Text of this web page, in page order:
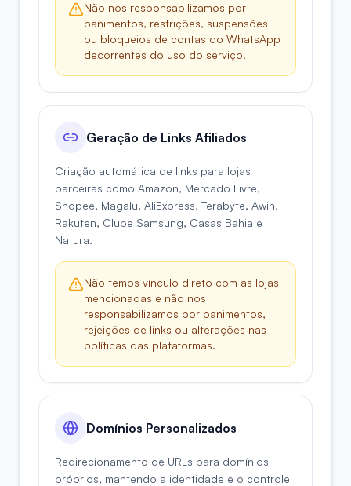
Não nos responsabilizamos por
banimentos, restrições, suspensões
ou bloqueios de contas do WhatsApp
decorrentes do uso do serviço.
Geração de Links Afiliados
Criação automática de links para lojas
parceiras como Amazon, Mercado Livre,
Shopee, Magalu, AliExpress, Terabyte, Awin,
Rakuten, Clube Samsung, Casas Bahia e
Natura.
Não temos vínculo direto com as lojas
mencionadas e não nos
responsabilizamos por banimentos,
rejeições de links ou alterações nas
políticas das plataformas.
Domínios Personalizados
Redirecionamento de URLs para domínios
próprios, mantendo a identidade e o controle